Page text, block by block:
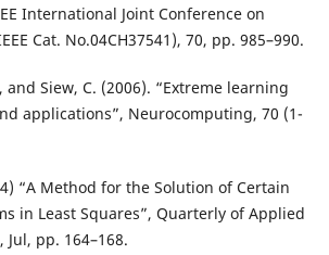
International Joint Conference on
Cat. No.04CH37541), 70, pp. 985–990.
and Siew, C. (2006). “Extreme learning
applications”, Neurocomputing, 70 (1-
“A Method for the Solution of Certain
in Least Squares”, Quarterly of Applied
pp. 164–168.